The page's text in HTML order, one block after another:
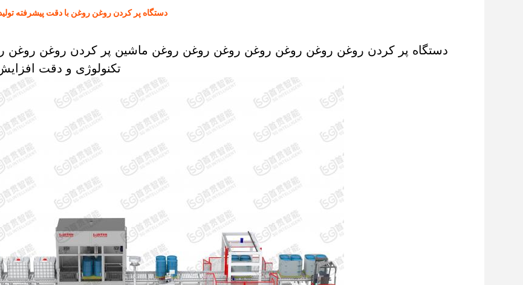
دستگاه پر کردن روغن روغن با دقت پیشرفته
دستگاه پر کردن روغن روغن روغن روغن روغن روغن روغن ماشین پر کردن روغن روغن
تکنولوژی و دقت افزایش